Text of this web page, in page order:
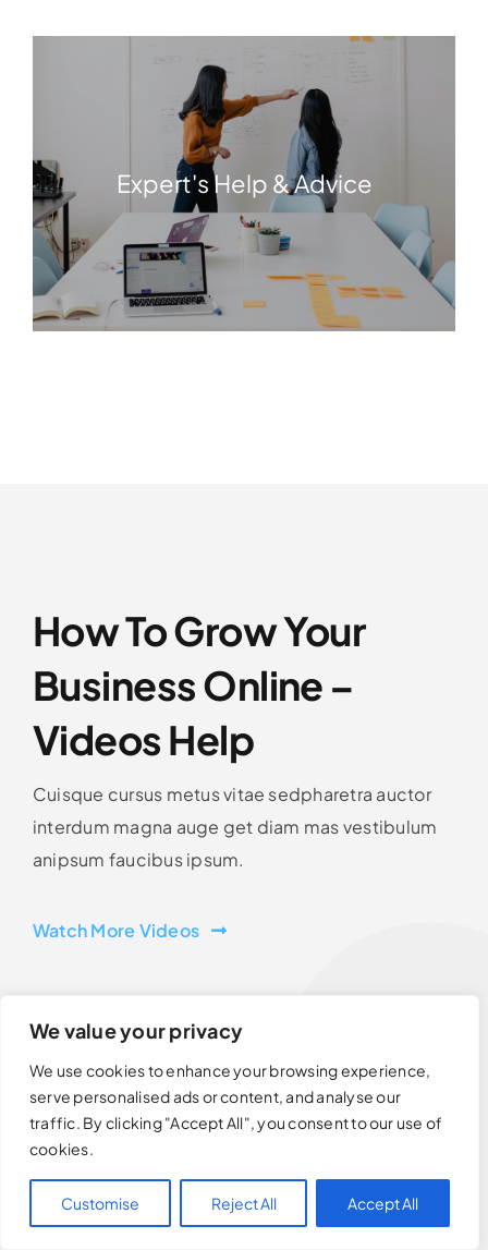
We value your privacy
We use cookies to enhance your browsing experience,
serve personalised ads or content, and analyse our
traffic. By clicking "Accept All", you consent to our use of
cookies.
Customise Reject All Accept All
Expert's Help & Advice
How To Grow Your
Business Online –
Videos Help
Cuisque cursus metus vitae sedpharetra auctor
interdum magna auge get diam mas vestibulum
anipsum faucibus ipsum.
Watch More Videos